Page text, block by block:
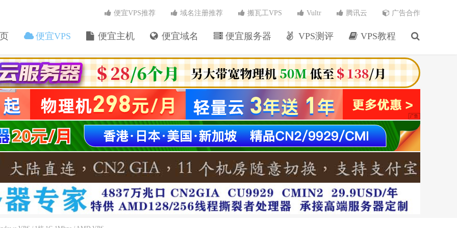
便宜VPS 便宜主机 便宜域名 便宜服务器 VPS测评 VPS教程
便宜VPS推荐 域名注册推荐 搬瓦工VPS Vultr 腾讯云 广告合作